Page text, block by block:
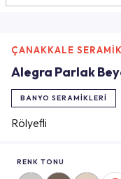
ÇANAKKALE SERAMİK
Alegra Parlak
BANYO SERAMIKLERI
Rölyefli
RENK TONU